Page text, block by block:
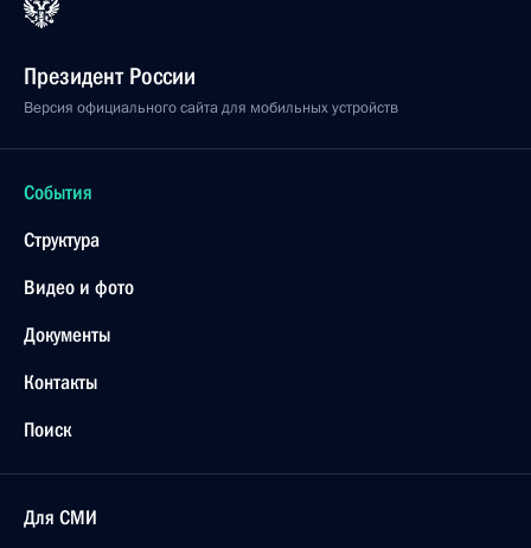
Президент России
Версия официального сайта для мобильных устройств
События
Структура
Видео и фото
Документы
Контакты
Поиск
Для СМИ